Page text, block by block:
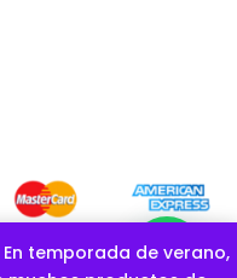
temporada de verano,
|CREADO POR